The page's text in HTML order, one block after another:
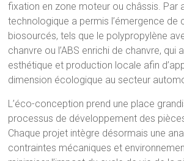
fixation en zone moteur ou châssis. Par
technologique a permis l’émergence de
biosourcés, tels que le polypropylène
chanvre ou l’ABS enrichi de chanvre, qui
esthétique et production locale afin
dimension écologique au secteur
L’éco-conception prend une place
processus de développement des
Chaque projet intègre désormais une
contraintes mécaniques et